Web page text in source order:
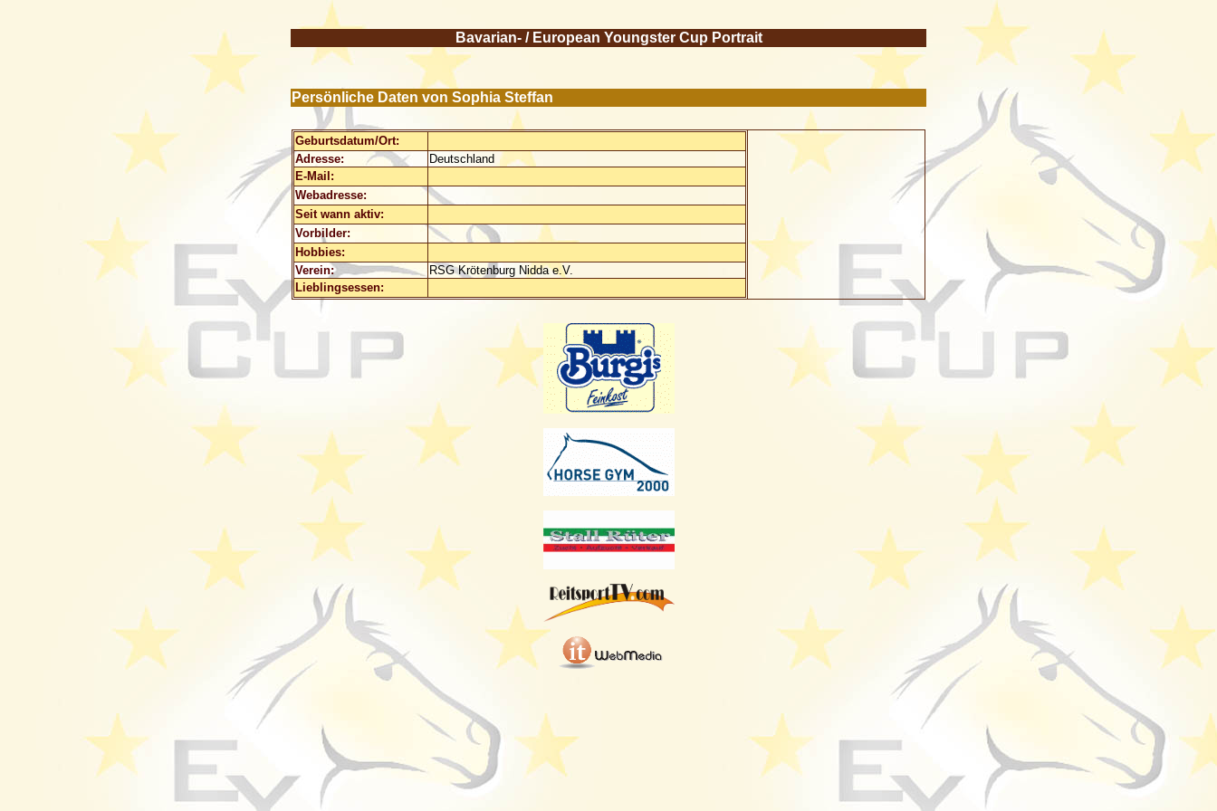
Bavarian- / European Youngster Cup Portrait
Persönliche Daten von Sophia Steffan
Geburtsdatum/Ort:
Adresse:
Deutschland
E-Mail:
Webadresse:
Seit wann aktiv:
Vorbilder:
Hobbies:
Verein:
RSG Krötenburg Nidda e.V.
Lieblingsessen: